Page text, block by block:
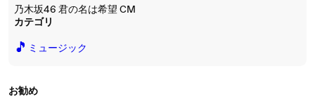
乃木坂46 君の名は希望 CM
カテゴリ
🎵 ミュージック
お勧め